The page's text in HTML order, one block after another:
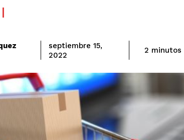
septiembre 15,
2022
2 minutos